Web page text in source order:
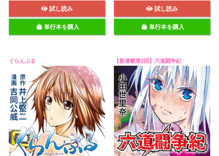
試し読み
単行本を購入
試し読み
単行本を購入
ぐらんぶる 【新連載第2回】六道闘争紀